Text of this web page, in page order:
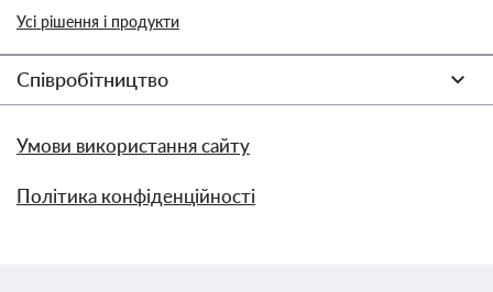
Усі рішення і продукти
Співробітництво
Умови використання сайту
Політика конфіденційності